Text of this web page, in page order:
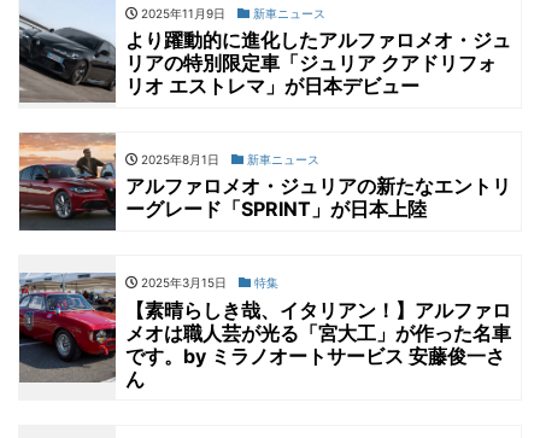
2025年11月9日 新車ニュース
より躍動的に進化したアルファロメオ・ジュ
リアの特別限定車「ジュリア クアドリフォ
リオ エストレマ」が日本デビュー
2025年8月1日 新車ニュース
アルファロメオ・ジュリアの新たなエントリ
ーグレード「SPRINT」が日本上陸
2025年3月15日 特集
【素晴らしき哉、イタリアン！】アルファロ
メオは職人芸が光る「宮大工」が作った名車
です。by ミラノオートサービス 安藤俊一さ
ん